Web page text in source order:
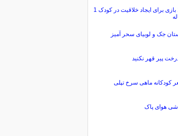
18 بازی برای ایجاد خلاقیت در کودک 1
جک و لوبیای سحر آمیز
پیر قهر نکنید
کودکانه‌ ماهی سرخ تپلی
هوای پاک